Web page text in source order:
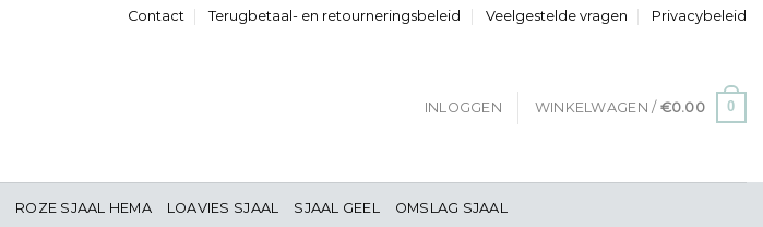
Contact Terugbetaal- en retourneringsbeleid Veelgestelde vragen Privacybeleid
INLOGGEN WINKELWAGEN / €0.00 0
ROZE SJAAL HEMA LOAVIES SJAAL SJAAL GEEL OMSLAG SJAAL